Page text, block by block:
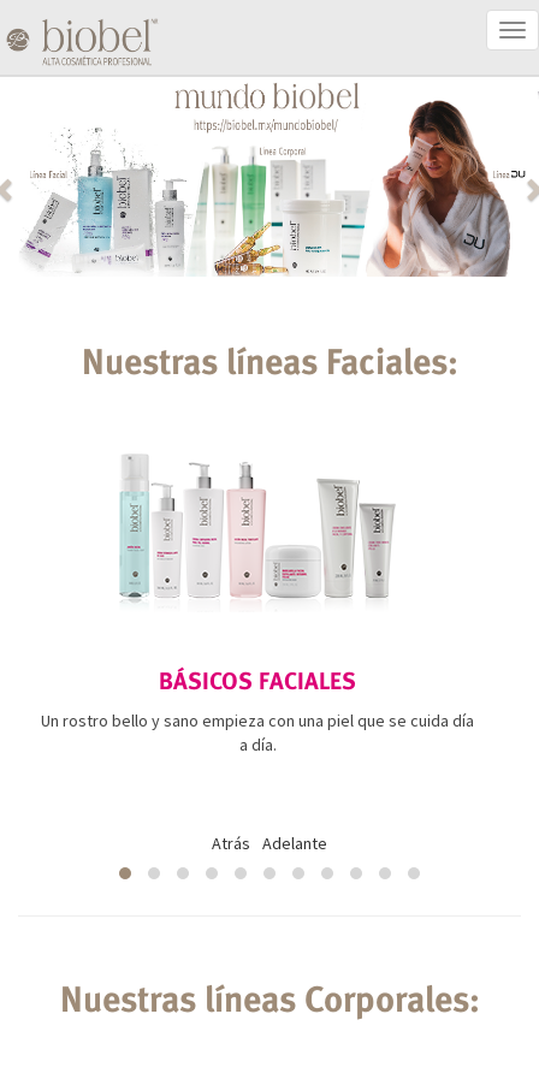
Nuestras líneas Faciales:
BÁSICOS FACIALES
Un rostro bello y sano empieza con una piel que se cuida día
a día.
Atrás Adelante
Nuestras líneas Corporales: